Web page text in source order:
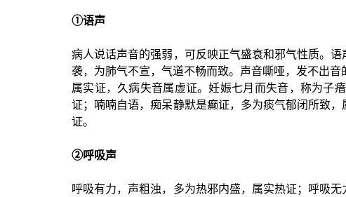
①语声
病人说话声音的强弱，可反映正气盛衰和邪气性质。
袭，为肺气不宣，气道不畅而致。声音嘶哑，发不出
属实证，久病失音属虚证。妊娠七月而失音，称为子
证；喃喃自语，痴呆静默是癫证，多为痰气郁闭所致
证。
②呼吸声
呼吸有力，声粗浊，多为热邪内盛，属实热证；呼吸